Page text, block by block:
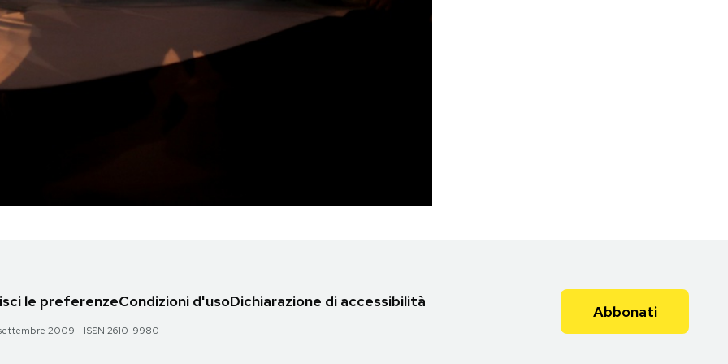
le preferenzeCondizioni d'usoDichiarazione di accessibilità
2009 - ISSN 2610-9980
Abbonati